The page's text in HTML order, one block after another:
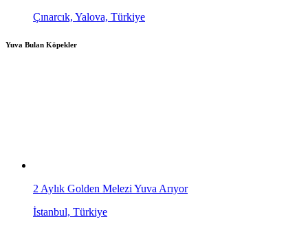
Çınarcık, Yalova, Türkiye
Yuva Bulan Köpekler
2 Aylık Golden Melezi Yuva Arıyor
İstanbul, Türkiye